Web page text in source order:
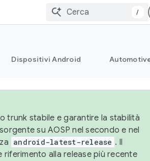
/
Dispositivi Android
trunk stabile e garantire la stabilità
su AOSP nel secondo e nel
android-latest-release . Il
riferimento alla release più recente